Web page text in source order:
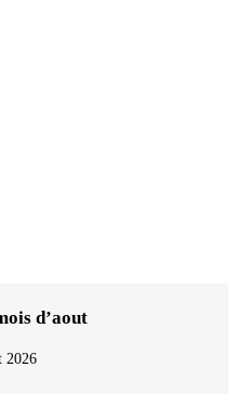
d’aout
2026